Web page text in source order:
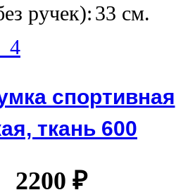
ручек): 33 см.
спортивная
ткань 600
2200 ₽